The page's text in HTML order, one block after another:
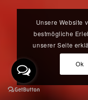
Unsere Website
bestmögliche
unserer Seite
Ok